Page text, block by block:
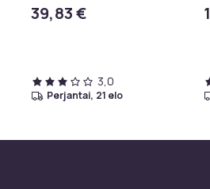
39,83 €
3,0
perjantai, 21 elo